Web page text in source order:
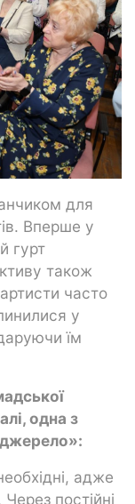
для
Вперше у
гурт
також
часто
у
їм
одна з
адже
постійні